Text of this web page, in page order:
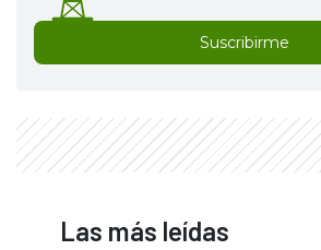
Suscribirme
Las más leídas